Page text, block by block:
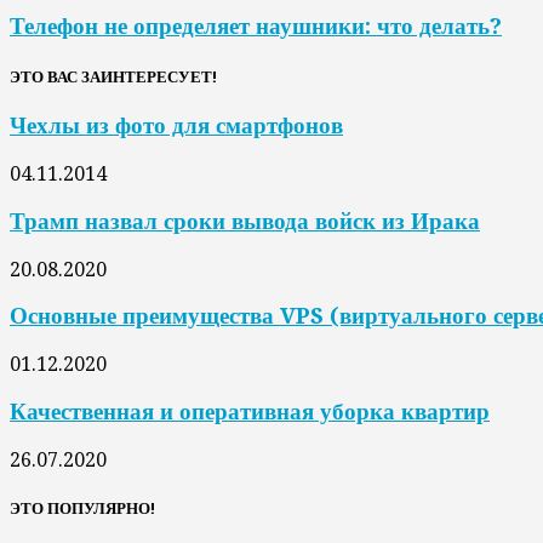
Телефон не определяет наушники: что делать?
ЭТО ВАС ЗАИНТЕРЕСУЕТ!
Чехлы из фото для смартфонов
04.11.2014
Трамп назвал сроки вывода войск из Ирака
20.08.2020
Основные преимущества VPS (виртуального
01.12.2020
Качественная и оперативная уборка квартир
26.07.2020
ЭТО ПОПУЛЯРНО!